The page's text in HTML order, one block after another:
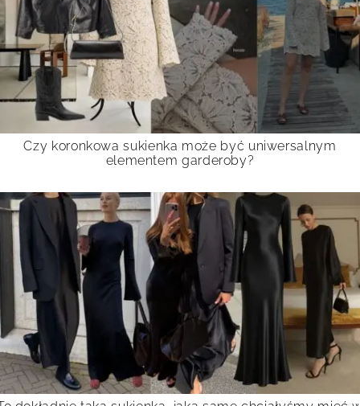
Czy koronkowa sukienka może być uniwersalnym
elementem garderoby?